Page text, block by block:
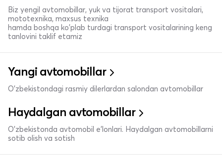
Biz yengil avtomobillar, yuk va tijorat transport vositalari,
mototexnika, maxsus texnika
hamda boshqa ko'plab turdagi transport vositalarining keng
tanlovini taklif etamiz
Yangi avtomobillar
O'zbekistondagi rasmiy dilerlardan salondan avtomobillar
Haydalgan avtomobillar
O'zbekistonda avtomobil e’lonlari. Haydalgan avtomobillarni
sotib olish va sotish